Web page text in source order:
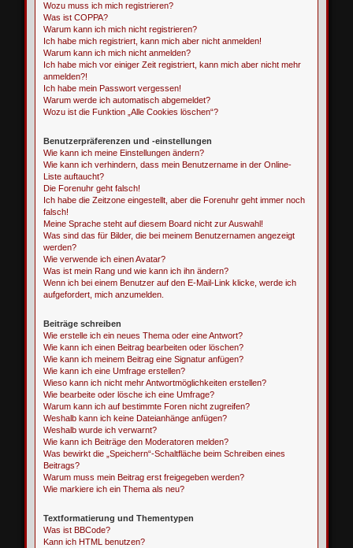
Wozu muss ich mich registrieren?
Was ist COPPA?
Warum kann ich mich nicht registrieren?
Ich habe mich registriert, kann mich aber nicht anmelden!
Warum kann ich mich nicht anmelden?
Ich habe mich vor einiger Zeit registriert, kann mich aber nicht mehr
anmelden?!
Ich habe mein Passwort vergessen!
Warum werde ich automatisch abgemeldet?
Wozu ist die Funktion „Alle Cookies löschen“?
Benutzerpräferenzen und -einstellungen
Wie kann ich meine Einstellungen ändern?
Wie kann ich verhindern, dass mein Benutzername in der Online-
Liste auftaucht?
Die Forenuhr geht falsch!
Ich habe die Zeitzone eingestellt, aber die Forenuhr geht immer noch
falsch!
Meine Sprache steht auf diesem Board nicht zur Auswahl!
Was sind das für Bilder, die bei meinem Benutzernamen angezeigt
werden?
Wie verwende ich einen Avatar?
Was ist mein Rang und wie kann ich ihn ändern?
Wenn ich bei einem Benutzer auf den E-Mail-Link klicke, werde ich
aufgefordert, mich anzumelden.
Beiträge schreiben
Wie erstelle ich ein neues Thema oder eine Antwort?
Wie kann ich einen Beitrag bearbeiten oder löschen?
Wie kann ich meinem Beitrag eine Signatur anfügen?
Wie kann ich eine Umfrage erstellen?
Wieso kann ich nicht mehr Antwortmöglichkeiten erstellen?
Wie bearbeite oder lösche ich eine Umfrage?
Warum kann ich auf bestimmte Foren nicht zugreifen?
Weshalb kann ich keine Dateianhänge anfügen?
Weshalb wurde ich verwarnt?
Wie kann ich Beiträge den Moderatoren melden?
Was bewirkt die „Speichern“-Schaltfläche beim Schreiben eines
Beitrags?
Warum muss mein Beitrag erst freigegeben werden?
Wie markiere ich ein Thema als neu?
Textformatierung und Thementypen
Was ist BBCode?
Kann ich HTML benutzen?